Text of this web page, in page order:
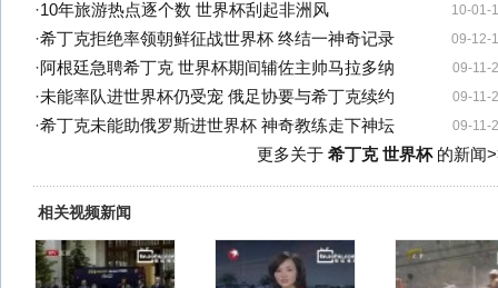
10-01-
·10年旅游热点逐个数 世界杯刮起非洲风
09-12-
·希丁克拒绝率领朝鲜征战世界杯 终结一神奇记录
09-11-
·阿根廷急聘希丁克 世界杯期间辅佐主帅马拉多纳
09-11-
·未能率队进世界杯仍受宠 俄足协要与希丁克续约
09-11-
·希丁克未能助俄罗斯进世界杯 神奇教练走下神坛
更多关于 希丁克 世界杯的新闻
相关视频新闻